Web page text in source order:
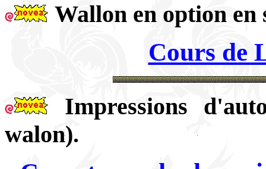
Wallon en option en
Cours de
Impressions
walon).